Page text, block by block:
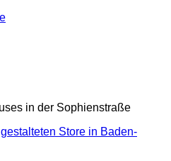
in der Sophienstraße
Store in Baden-